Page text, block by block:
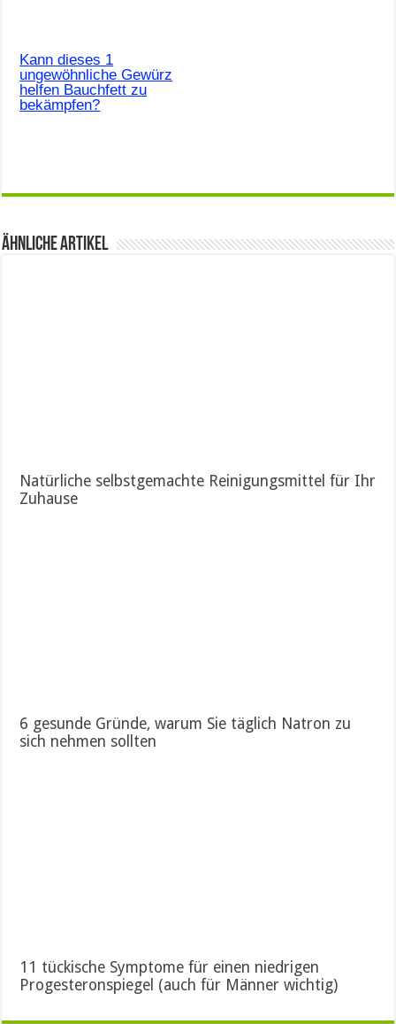
Kann dieses 1
ungewöhnliche Gewürz
helfen Bauchfett zu
bekämpfen?
Ähnliche Artikel
Natürliche selbstgemachte Reinigungsmittel für Ihr
Zuhause
6 gesunde Gründe, warum Sie täglich Natron zu
sich nehmen sollten
11 tückische Symptome für einen niedrigen
Progesteronspiegel (auch für Männer wichtig)